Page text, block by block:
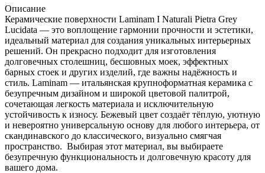
Описание
Керамические поверхности Laminam I Naturali Pietra Grey
Lucidata — это воплощение гармонии прочности и эстетики,
идеальный материал для создания уникальных интерьерных
решений. Он прекрасно подходит для изготовления
долговечных столешниц, бесшовных моек, эффектных
барных стоек и других изделий, где важны надёжность и
стиль. Laminam — итальянская крупноформатная керамика с
безупречным дизайном и широкой цветовой палитрой,
сочетающая легкость материала и исключительную
устойчивость к износу. Бежевый цвет создаёт тёплую, уютную
и невероятно универсальную основу для любого интерьера, от
скандинавского до классического, визуально смягчая
пространство. Выбирая этот материал, вы выбираете
безупречную функциональность и долговечную красоту для
вашего дома.